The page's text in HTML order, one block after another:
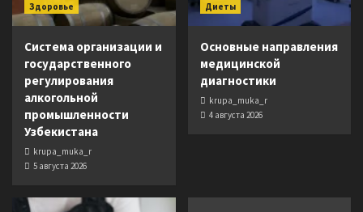
Здоровье
Система организации и
государственного
регулирования
алкогольной
промышленности
Узбекистана
krupa_muka_r
5 августа 2026
Диеты
Основные направления
медицинской
диагностики
krupa_muka_r
4 августа 2026